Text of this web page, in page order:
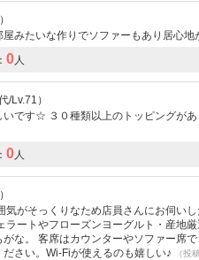
みたいな作りでソファーもあり居心地
0 人
/Lv.71）
です☆ ３０種類以上のトッピングが
0 人
がそっくりなため店員さんにお伺い
ラートやフローズンヨーグルト・産地
な。 客席はカウンターやソファー席
さい。Wi-Fiが使えるのも嬉しい♪
（投